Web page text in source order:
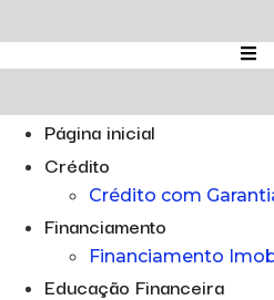
para
o
Página inicial
Crédito
Crédito com
Financiamento
Financiamento
Educação Financeira